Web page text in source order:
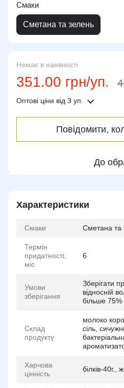
Смаки
Сметана та зелень
Немає в наявності
351.00 грн/уп.
Оптові ціни від 3 уп.
Повідомити,
До
Характеристики
Смаки Сметана та
Термін
придатності,
міс
6
Умови
зберігання
Зберiгати
вiдноснiй
бiльше 75%
Склад
продукту
молоко
сіль,
Харчова
цінність
бiлкiв-40г.,